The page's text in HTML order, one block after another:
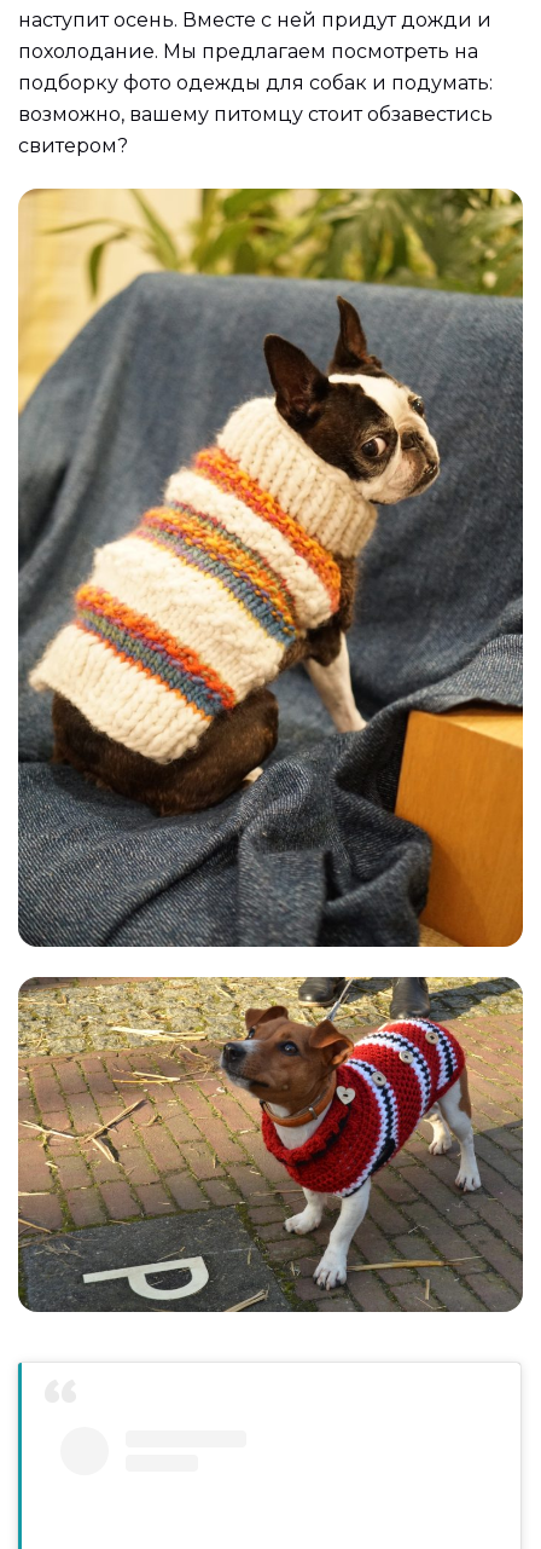
наступит осень. Вместе с ней придут дожди и
похолодание. Мы предлагаем посмотреть на
подборку фото одежды для собак и подумать:
возможно, вашему питомцу стоит обзавестись
свитером?